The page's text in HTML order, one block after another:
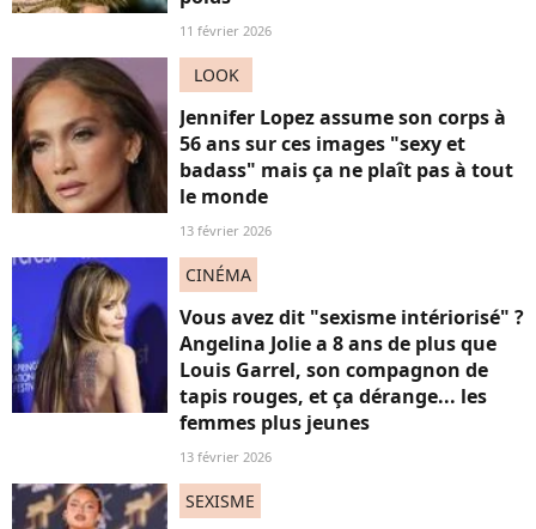
11 février 2026
LOOK
Jennifer Lopez assume son corps à
56 ans sur ces images "sexy et
badass" mais ça ne plaît pas à tout
le monde
13 février 2026
CINÉMA
Vous avez dit "sexisme intériorisé" ?
Angelina Jolie a 8 ans de plus que
Louis Garrel, son compagnon de
tapis rouges, et ça dérange... les
femmes plus jeunes
13 février 2026
SEXISME